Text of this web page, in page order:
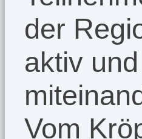
der
aktiv
Vom